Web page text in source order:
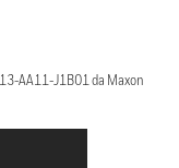
AA11-J1B01 da Maxon